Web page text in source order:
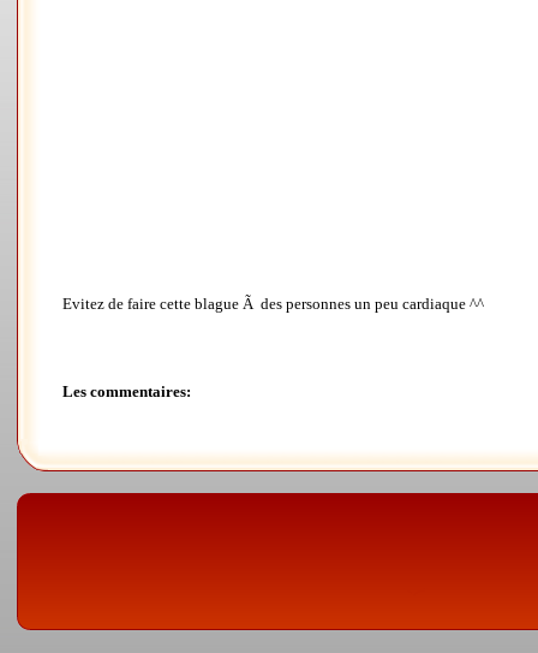
Evitez de faire cette blague Ã des personnes un peu cardiaque ^^
Les commentaires: